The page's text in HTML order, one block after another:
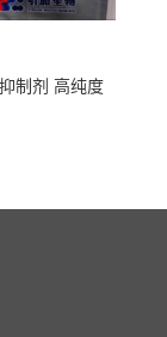
制剂 高纯度